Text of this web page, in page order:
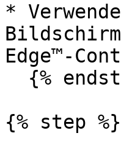
*
Edge™-
{% step %}